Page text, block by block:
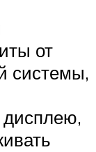
от
системы,
дисплею,